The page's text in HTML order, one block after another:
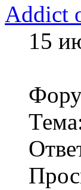
Addict
15